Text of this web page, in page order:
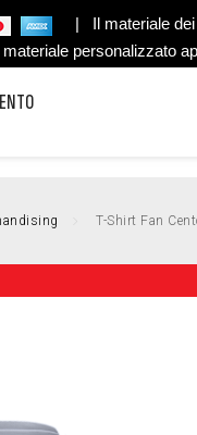
| Il materiale dei
materiale personalizzato
T-Shirt Fan